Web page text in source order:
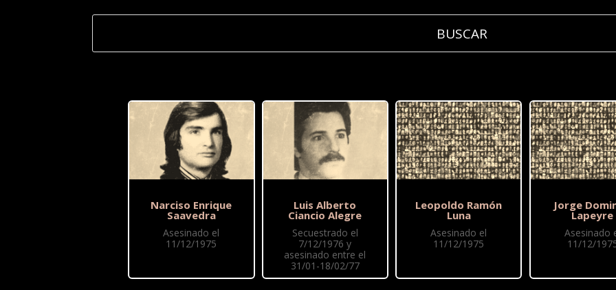
Narciso Enrique
Saavedra
Asesinado el
11/12/1975
Luis Alberto
Ciancio Alegre
Secuestrado el
7/12/1976 y
asesinado entre el
31/01-18/02/77
Leopoldo Ramón
Luna
Asesinado el
11/12/1975
Jorge
Lapeyre
Asesinado
11/12/